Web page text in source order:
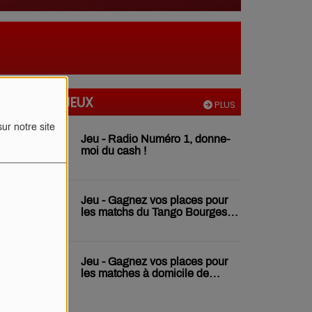
notre site
PLUS
TOUS NOS JEUX
Jeu - Radio Numéro 1, donne-
moi du cash !
Jeu - Gagnez vos places pour
les matchs du Tango Bourges
Jeu - Gagnez vos places pour
les matches à domicile de